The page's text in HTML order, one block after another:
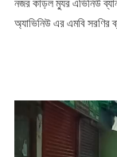
নজর কাড়ল ম্যুর এভিনিউ
অ্যাভিনিউ এর এমবি সরণির